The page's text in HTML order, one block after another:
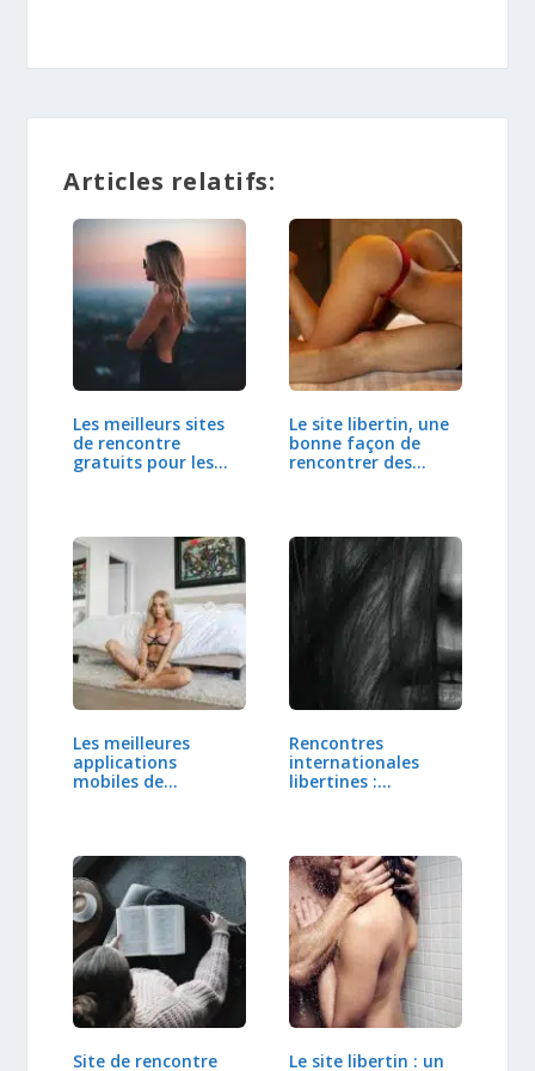
Articles relatifs:
Les meilleurs sites
de rencontre
gratuits pour les…
Le site libertin, une
bonne façon de
rencontrer des…
Les meilleures
applications
mobiles de
Rencontres
internationales
libertines :
Site de rencontre
Le site libertin : un